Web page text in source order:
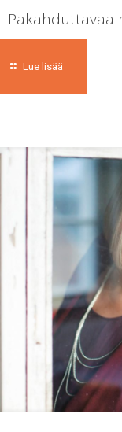
Pakahduttavaa
Lue lisää